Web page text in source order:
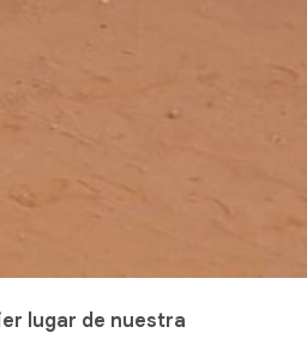
lugar de nuestra